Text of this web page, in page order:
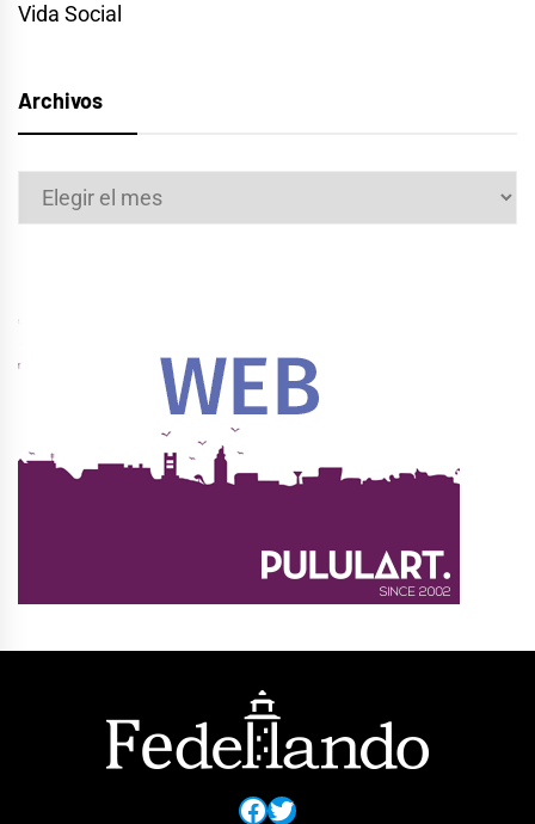
Vida Social
Archivos
Archivos
Facebook
Twitter